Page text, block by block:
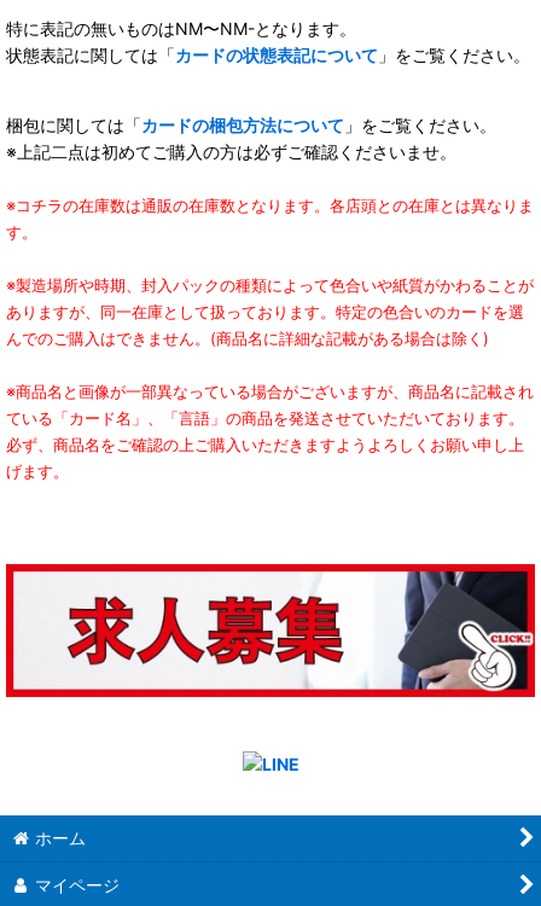
特に表記の無いものはNM〜NM-となります。
状態表記に関しては「カードの状態表記について 」をご覧ください。
梱包に関しては「カードの梱包方法について 」をご覧ください。
※上記二点は初めてご購入の方は必ずご確認くださいませ。
※コチラの在庫数は通販の在庫数となります。各店頭との在庫とは異なりま
す。
※製造場所や時期、封入パックの種類によって色合いや紙質がかわることが
ありますが、同一在庫として扱っております。特定の色合いのカードを選
んでのご購入はできません。(商品名に詳細な記載がある場合は除く)
※商品名と画像が一部異なっている場合がございますが、商品名に記載され
ている「カード名」、「言語」の商品を発送させていただいております。
必ず、商品名をご確認の上ご購入いただきますようよろしくお願い申し上
げます。
ホーム
マイページ